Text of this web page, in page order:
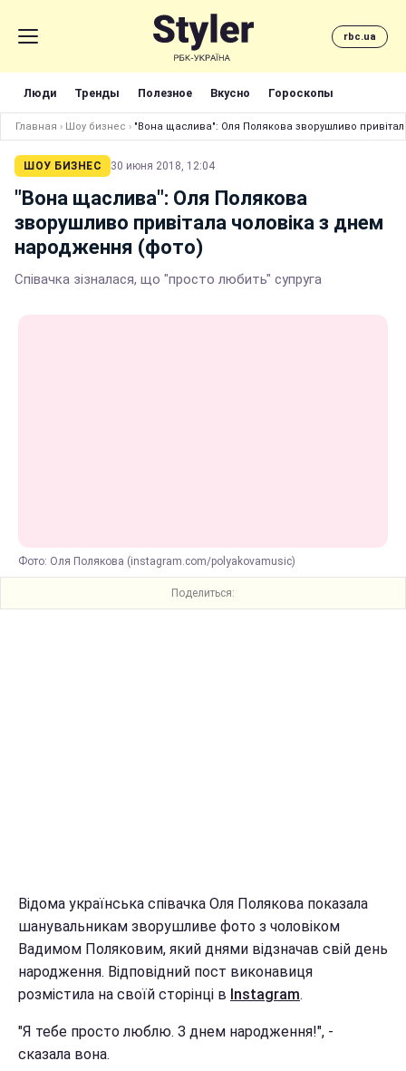
rbc.ua
Люди Тренды Полезное Вкусно Гороскопы
Главная › Шоу бизнес › "Вона щаслива": Оля Полякова зворушливо
ШОУ БИЗНЕС 30 июня 2018, 12:04
"Вона щаслива": Оля Полякова
зворушливо привітала чоловіка з днем
народження (фото)
Співачка зізналася, що "просто любить" супруга
Фото: Оля Полякова (instagram.com/polyakovamusic)
Поделиться:
Відома українська співачка Оля Полякова показала
шанувальникам зворушливе фото з чоловіком
Вадимом Поляковим, який днями відзначав свій день
народження. Відповідний пост виконавиця
розмістила на своїй сторінці в Instagram.
"Я тебе просто люблю. З днем народження!", -
сказала вона.